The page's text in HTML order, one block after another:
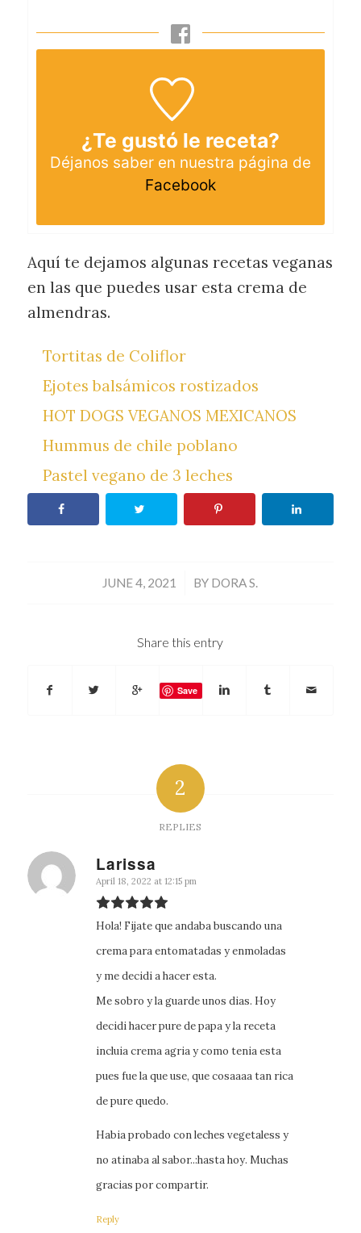
¿Te gustó le receta?
Déjanos saber en nuestra página de
Facebook
Aquí te dejamos algunas recetas veganas
en las que puedes usar esta crema de
almendras.
Tortitas de Coliflor
Ejotes balsámicos rostizados
HOT DOGS VEGANOS MEXICANOS
Hummus de chile poblano
Pastel vegano de 3 leches
JUNE 4, 2021
/ BY DORA S.
Share this entry
Save
2
REPLIES
Larissa
says:
April 18, 2022 at 12:15 pm
Hola! Fijate que andaba buscando una
crema para entomatadas y enmoladas
y me decidi a hacer esta.
Me sobro y la guarde unos dias. Hoy
decidi hacer pure de papa y la receta
incluia crema agria y como tenia esta
pues fue la que use, que cosaaaa tan rica
de pure quedo.
Habia probado con leches vegetaless y
no atinaba al sabor..:hasta hoy. Muchas
gracias por compartir.
Reply